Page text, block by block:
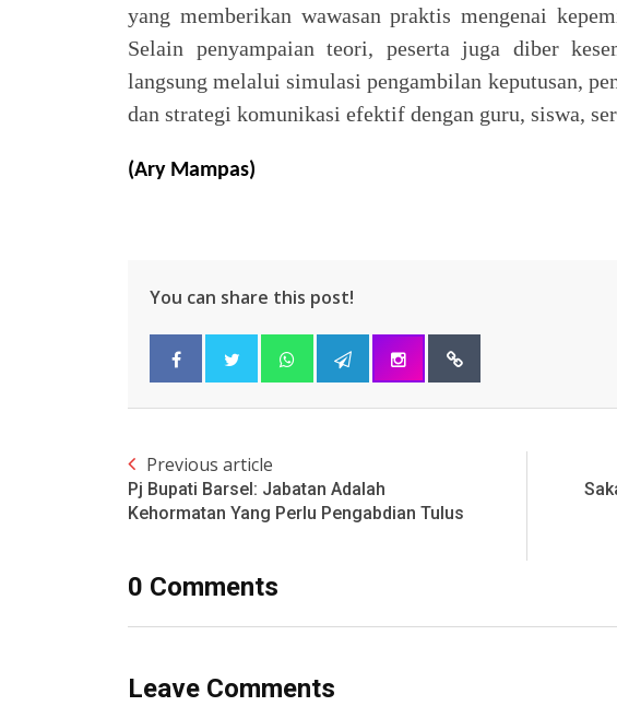
yang memberikan wawasan praktis mengenai
Selain penyampaian teori, peserta juga diber
langsung melalui simulasi pengambilan keputusan,
dan strategi komunikasi efektif dengan guru, siswa,
(Ary Mampas)
You can share this post!
Previous article
Pj Bupati Barsel: Jabatan Adalah
Kehormatan Yang Perlu Pengabdian Tulus
0 Comments
Leave Comments